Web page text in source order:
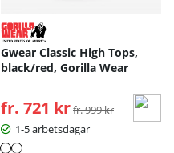
Gwear Classic High Tops,
black/red, Gorilla Wear
fr. 721 kr Ordinarie pris:
fr. 999 kr
1-5 arbetsdagar